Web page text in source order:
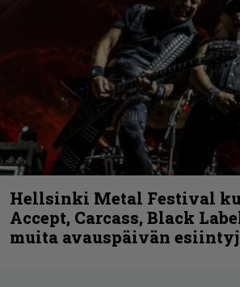
Hellsinki Metal Festival
Accept, Carcass, Black
muita avauspäivän